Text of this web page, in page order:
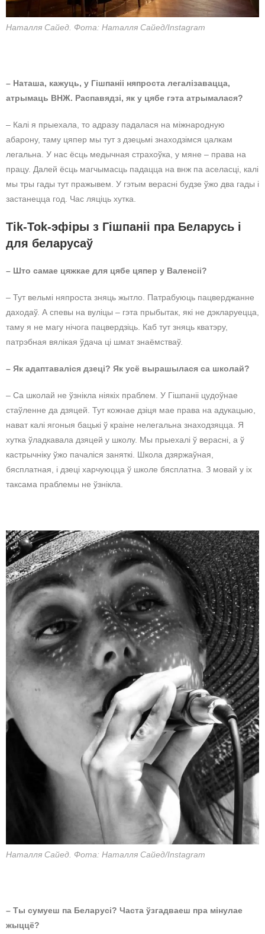
Наталля Сайед. Фота: Наталля Сайед/Instagram
– Наташа, кажуць, у Гішпаніі няпроста легалізавацца,
атрымаць ВНЖ. Распавядзі, як у цябе гэта атрымалася?
– Калі я прыехала, то адразу падалася на міжнародную
абарону, таму цяпер мы тут з дзецьмі знаходзімся цалкам
легальна. У нас ёсць медычная страхоўка, у мяне – права на
працу. Далей ёсць магчымасць падацца на внж па аселасці, калі
мы тры гады тут пражывем. У гэтым верасні будзе ўжо два гады і
застанецца год. Час ляціць хутка.
Tik-Tok-эфіры з Гішпаніі пра Беларусь і
для беларусаў
– Што самае цяжкае для цябе цяпер у Валенсіі?
– Тут вельмі няпроста зняць жытло. Патрабуюць пацверджанне
даходаў. А спевы на вуліцы – гэта прыбытак, які не дэкларуецца,
таму я не магу нічога пацвердзіць. Каб тут зняць кватэру,
патрэбная вялікая ўдача ці шмат знаёмстваў.
– Як адаптаваліся дзеці? Як усё вырашылася са школай?
– Са школай не ўзнікла ніякіх праблем. У Гішпаніі цудоўнае
стаўленне да дзяцей. Тут кожнае дзіця мае права на адукацыю,
нават калі ягоныя бацькі ў краіне нелегальна знаходзяцца. Я
хутка ўладкавала дзяцей у школу. Мы прыехалі ў верасні, а ў
кастрычніку ўжо пачаліся заняткі. Школа дзяржаўная,
бясплатная, і дзеці харчуюцца ў школе бясплатна. З мовай у іх
таксама праблемы не ўзнікла.
Наталля Сайед. Фота: Наталля Сайед/Instagram
– Ты сумуеш па Беларусі? Часта ўзгадваеш пра мінулае
жыццё?